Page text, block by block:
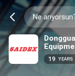
19 YEARS